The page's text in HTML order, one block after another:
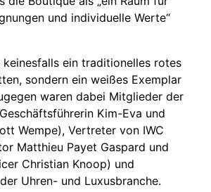
und individuelle Werte“
ein traditionelles rotes
sondern ein weißes Exemplar
waren dabei Mitglieder der
Kim-Eva und
Wempe), Vertreter von IWC
Matthieu Payet Gaspard und
Christian Knoop) und
Uhren- und Luxusbranche.